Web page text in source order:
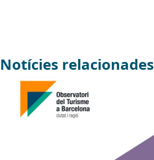
Notícies relacionades